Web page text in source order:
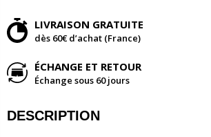
LIVRAISON GRATUITE
dès 60€ d’achat (France)
ÉCHANGE ET RETOUR
Échange sous 60 jours
DESCRIPTION